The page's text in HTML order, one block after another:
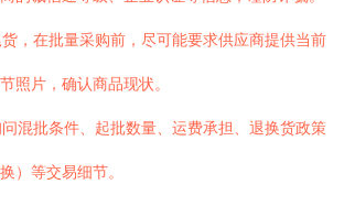
货，在批量采购前，尽可能要求供应商提供当前
照片，确认商品现状。
问混批条件、起批数量、运费承担、退换货政策
）等交易细节。